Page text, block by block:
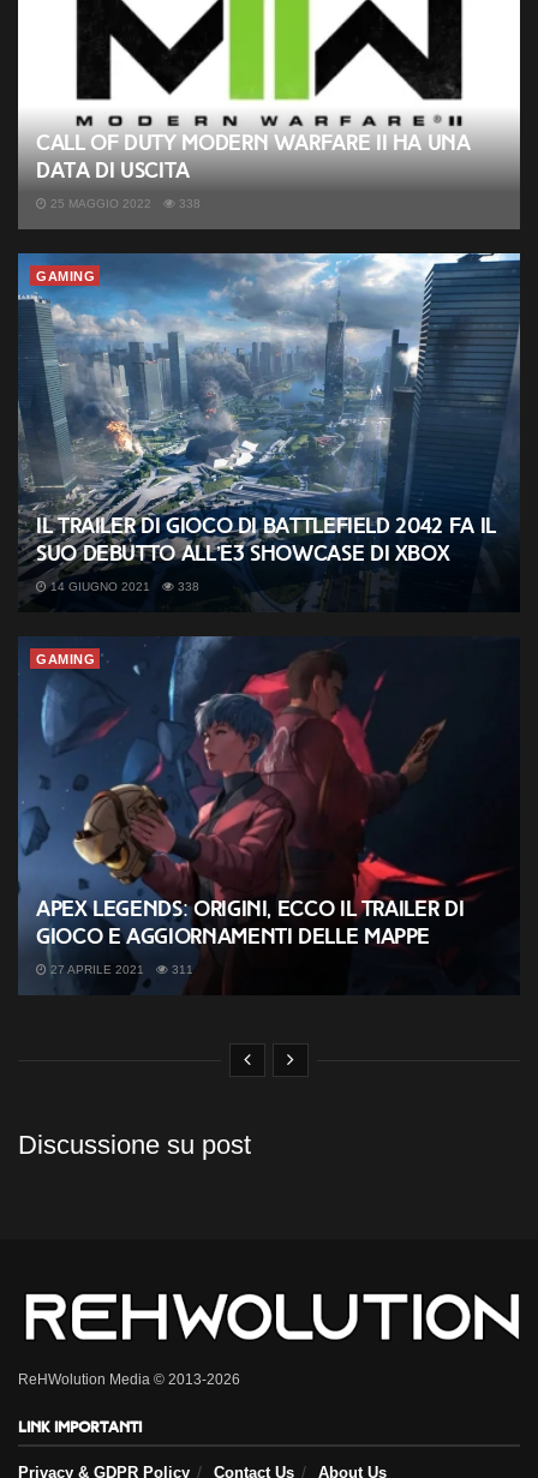
Call of Duty Modern Warfare II ha una
data di uscita
25 MAGGIO 2022 338
GAMING
Il trailer di gioco di Battlefield 2042 fa il
suo debutto all’E3 Showcase di Xbox
14 GIUGNO 2021 338
GAMING
Apex Legends: Origini, ecco il trailer di
gioco e aggiornamenti delle mappe
27 APRILE 2021 311
Discussione su post
ReHWolution Media © 2013-2026
Link importanti
Privacy & GDPR Policy Contact Us About Us